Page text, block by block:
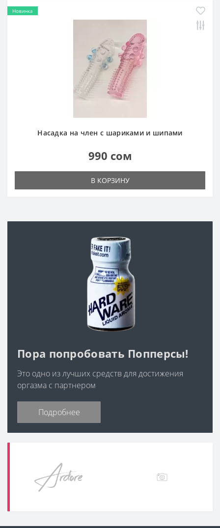
Новинка
Насадка на член с шариками и шипами
990 сом
В КОРЗИНУ
Пора попробовать Попперсы!
Это одно из лучших средств для достижения
оргазма с партнером
Подробнее